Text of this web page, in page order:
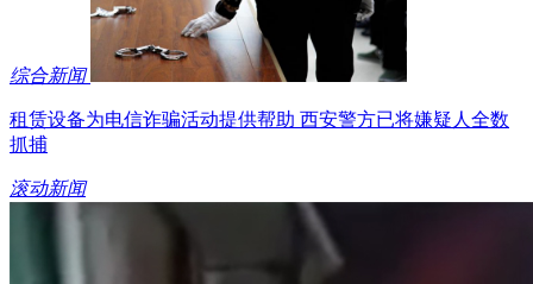
综合新闻
租赁设备为电信诈骗活动提供帮助 西安警方已将嫌疑人全数
抓捕
滚动新闻